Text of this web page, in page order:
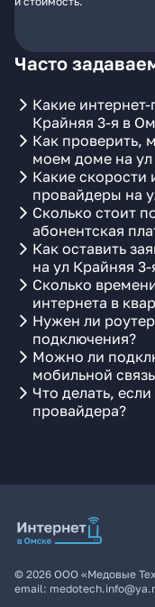
Часто
Какие
Крайняя 3-я в
Как проверить,
моем доме на ул
Какие скорости
провайдеры на
Сколько стоит
абонентская
Как оставить
на ул Крайняя 3-
Сколько
интернета в
Нужен ли
подключения?
Можно ли
мобильной
Что делать,
провайдера?
© 2026 ООО «Медовые
email: